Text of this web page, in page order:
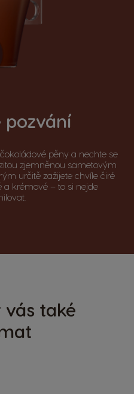
pozvání
pěny a nechte se
zjemněnou sametovým
určitě zažijete chvíle čiré
a krémové – to si nejde
vás také